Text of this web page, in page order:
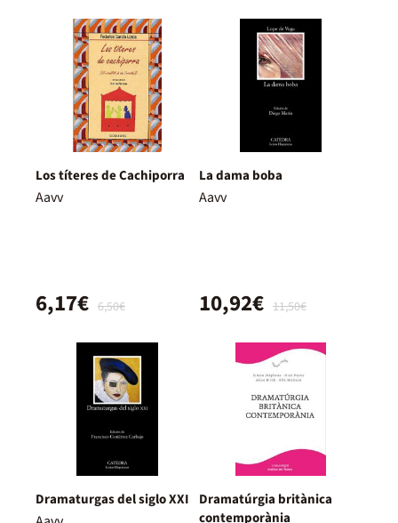
Los títeres de Cachiporra
Aavv
6,50€
6,17€
La dama boba
Aavv
11,50€
10,92€
Dramaturgas del siglo XXI
Dramatúrgia britànica
contemporània